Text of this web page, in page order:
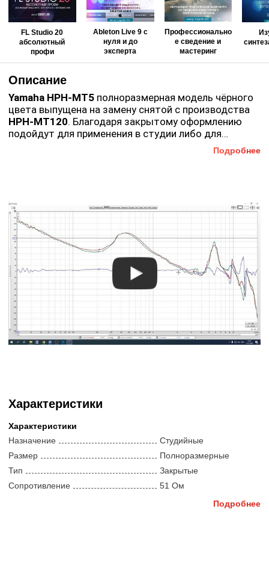
FL Studio 20
абсолютный
профи
Ableton Live 9 с
нуля и до
эксперта
Профессионально
е сведение и
мастеринг
Описание
Yamaha HPH-MT5 полноразмерная модель чёрного
цвета выпущена на замену снятой с производства
HPH-MT120. Благодаря закрытому оформлению
подойдут для применения в студии либо для
мониторинга на концерте. Наушники отличаются
ровной АЧХ, обеспечивают точный звук, высокую
Предусмотрена прочная складная конструкция и
амбушюрами с покрытием искусственной кожей и
чашками с поворотом на 180 градусов.
Подробнее
Характеристики
Характеристики
Назначение
Студийные
Размер
Полноразмерные
Тип
Закрытые
Сопротивление
51 Ом
Подробнее